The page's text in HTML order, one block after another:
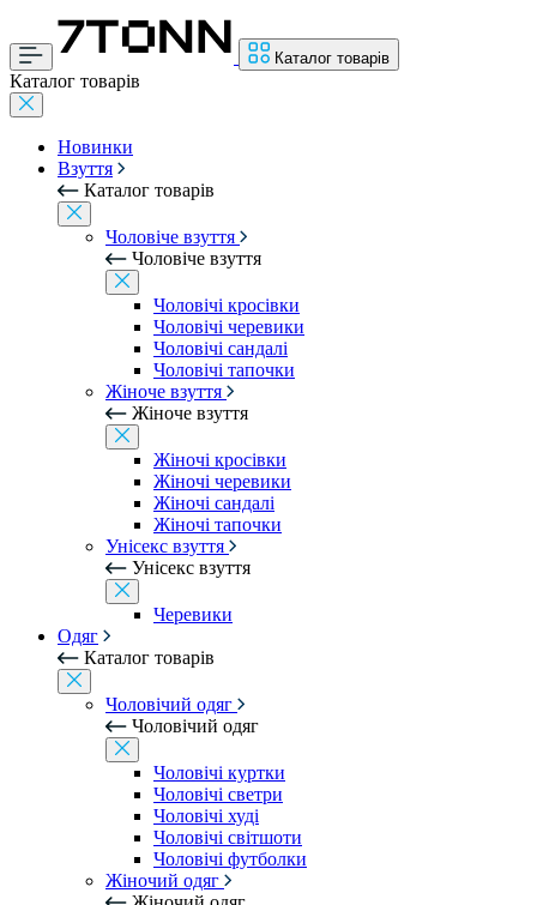
Каталог товарів
Каталог товарів
Новинки
Взуття
Каталог товарів
Чоловіче взуття
Чоловіче взуття
Чоловічі кросівки
Чоловічі черевики
Чоловічі сандалі
Чоловічі тапочки
Жіноче взуття
Жіноче взуття
Жіночі кросівки
Жіночі черевики
Жіночі сандалі
Жіночі тапочки
Унісекс взуття
Унісекс взуття
Черевики
Одяг
Каталог товарів
Чоловічий одяг
Чоловічий одяг
Чоловічі куртки
Чоловічі светри
Чоловічі худі
Чоловічі світшоти
Чоловічі футболки
Жіночий одяг